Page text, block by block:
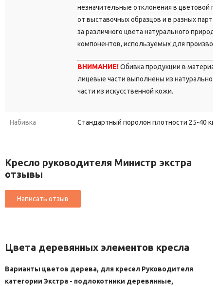
незначительные отклонения в цветовой
от выставочных образцов и в разных
за различного цвета натурального
компонентов, используемых для
ВНИМАНИЕ!Обивка продукции в
лицевые части выполнены из
части из искусственной кожи.
Набивка Стандартный поролон плотности 25-40
Кресло руководителя Министр экстра
отзывы
Цвета деревянных элементов кресла
Варианты цветов дерева, для кресел Руководителя
категории Экстра - подлокотники деревянные,